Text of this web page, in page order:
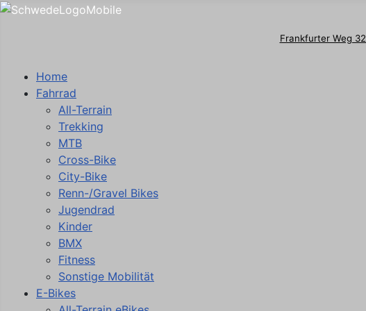
Frankfurter Weg
Home
Fahrrad
All-Terrain
Trekking
MTB
Cross-Bike
City-Bike
Renn-/Gravel Bikes
Jugendrad
Kinder
BMX
Fitness
Sonstige Mobilität
E-Bikes